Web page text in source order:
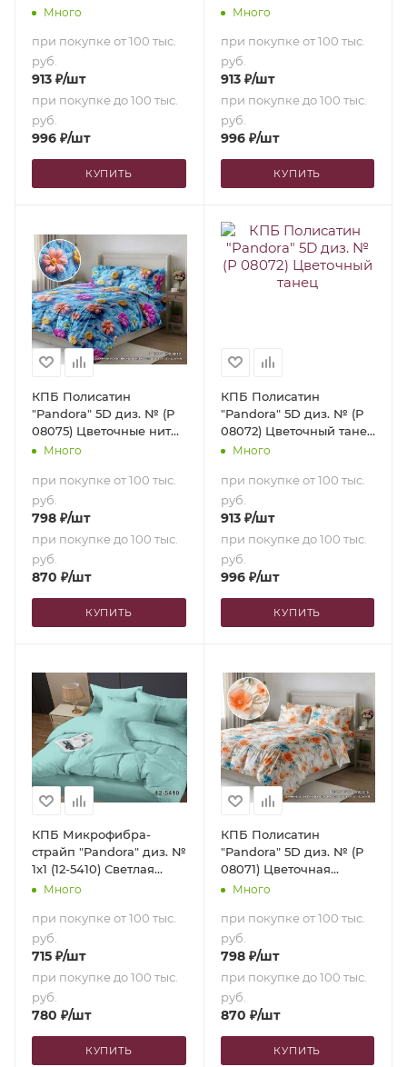
звезды (2,0-сп. с
Много
при покупке от 100 тыс.
руб.
913 ₽/шт
при покупке до 100 тыс.
руб.
996 ₽/шт
КУПИТЬ
(2,0-сп. с
Много
при покупке от 100 тыс.
руб.
913₽/шт
при покупке до 100 тыс.
руб.
996₽/шт
КУПИТЬ
КПБ Полисатин
"Pandora" 5D диз. № (Р
08075) Цветочные нити
(1,5-сп.)
Много
при покупке от 100 тыс.
руб.
798 ₽/шт
при покупке до 100 тыс.
руб.
870 ₽/шт
КУПИТЬ
КПБ Полисатин
"Pandora" 5D диз. № (Р
08072) Цветочный танец
(2,0-сп. с
Много
при покупке от 100 тыс.
руб.
913₽/шт
при покупке до 100 тыс.
руб.
996₽/шт
КУПИТЬ
КПБ Микрофибра-
страйп "Pandora" диз. №
1х1 (12-5410) Светлая
бирюза (N) (1,5-сп.)
Много
при покупке от 100 тыс.
руб.
715 ₽/шт
при покупке до 100 тыс.
руб.
780 ₽/шт
КУПИТЬ
КПБ Полисатин
"Pandora" 5D диз. № (Р
08071) Цветочная
акварель (1,5-сп.)
Много
при покупке от 100 тыс.
руб.
798₽/шт
при покупке до 100 тыс.
руб.
870 ₽/шт
КУПИТЬ